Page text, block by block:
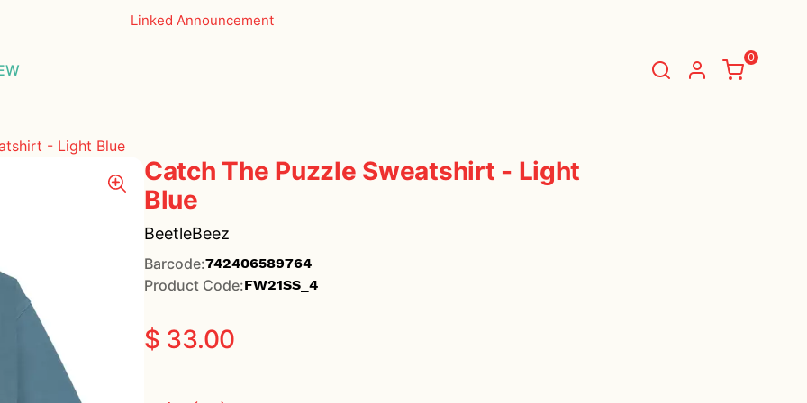
Linked Announcement
0
- Light Blue
Catch The Puzzle Sweatshirt - Light
Blue
BeetleBeez
Barcode:742406589764
Product Code:FW21SS_4
$ 33.00